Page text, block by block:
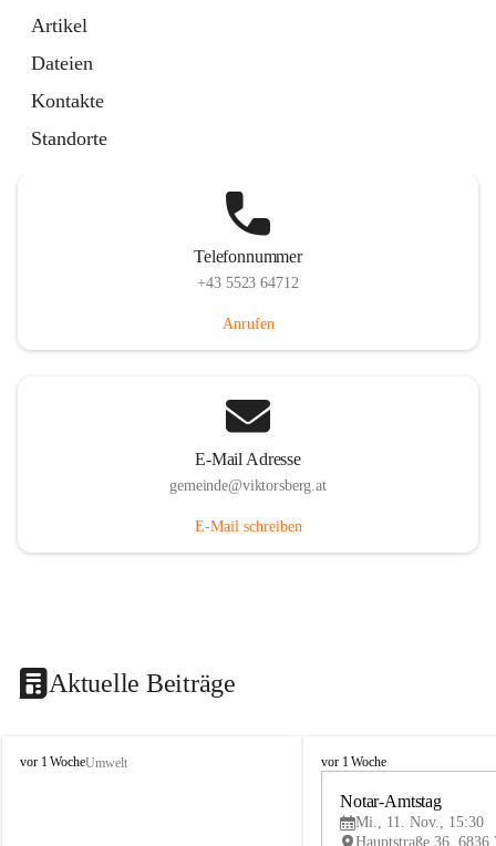
Artikel
Dateien
Kontakte
Standorte
Telefonnummer
+43 5523 64712
Anrufen
E-Mail Adresse
gemeinde@viktorsberg.at
E-Mail schreiben
Aktuelle Beiträge
V
vor 1 WocheUmwelt
V
vor 1 Woche
Notar-Amtstag
Mi., 11. Nov., 15:30